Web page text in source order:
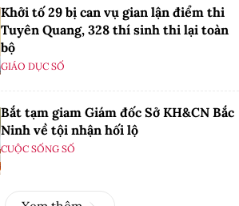
Khởi tố 29 bị can vụ gian lận điểm thi
Tuyên Quang, 328 thí sinh thi lại toàn
bộ
GIÁO DỤC SỐ
Bắt tạm giam Giám đốc Sở KH&CN Bắc
Ninh về tội nhận hối lộ
CUỘC SỐNG SỐ